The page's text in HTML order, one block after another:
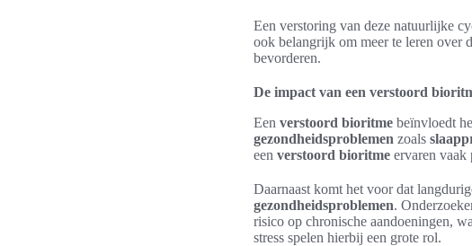
Een verstoring van deze natuurlijke
ook belangrijk om meer te leren over
bevorderen.
De impact van een verstoord
Een verstoord bioritme beïnvloedt
gezondheidsproblemen zoals
een verstoord bioritme ervaren vaak
Daarnaast komt het voor dat
gezondheidsproblemen.
risico op chronische aandoeningen,
stress spelen hierbij een grote rol.